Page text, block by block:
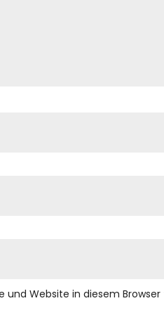
und Website in diesem